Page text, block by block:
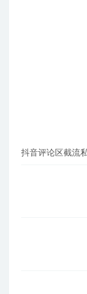
抖音评论区截流